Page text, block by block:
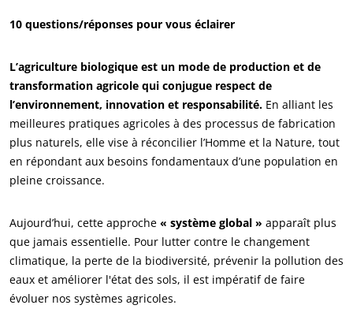
10 questions/réponses pour vous éclairer
L’agriculture biologique est un mode de production et de
transformation agricole qui conjugue respect de
l’environnement, innovation et responsabilité. En alliant les
meilleures pratiques agricoles à des processus de fabrication
plus naturels, elle vise à réconcilier l’Homme et la Nature, tout
en répondant aux besoins fondamentaux d’une population en
pleine croissance.
Aujourd’hui, cette approche « système global » apparaît plus
que jamais essentielle. Pour lutter contre le changement
climatique, la perte de la biodiversité, prévenir la pollution des
eaux et améliorer l'état des sols, il est impératif de faire
évoluer nos systèmes agricoles.